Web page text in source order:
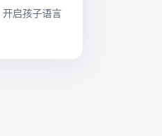
启孩子语言